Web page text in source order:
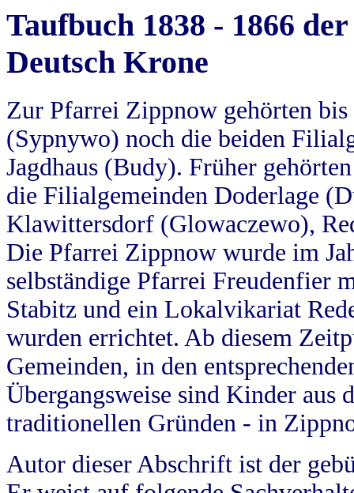
Taufbuch 1838 - 1866
Deutsch Krone
Zur Pfarrei Zippnow gehörten
(Sypnywo) noch die beiden
Jagdhaus (Budy). Früher
die Filialgemeinden Doderlage
Klawittersdorf (Glowaczewo),
Die Pfarrei Zippnow wurde im
selbständige Pfarrei Freudenfier
Stabitz und ein Lokalvikariat
wurden errichtet. Ab diesem
Gemeinden, in den
Übergangsweise sind Kinder aus
traditionellen Gründen - in
Autor dieser Abschrift ist der